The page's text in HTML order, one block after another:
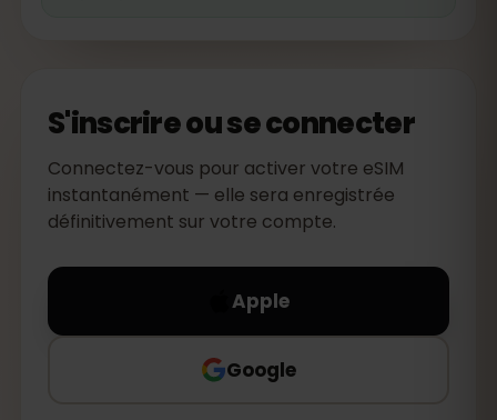
S'inscrire ou se connecter
Connectez-vous pour activer votre eSIM
instantanément — elle sera enregistrée
définitivement sur votre compte.
Apple
Google